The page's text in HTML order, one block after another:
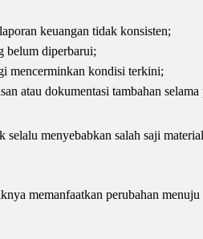
keuangan tidak konsisten;
belum diperbarui;
mencerminkan kondisi terkini;
atau dokumentasi tambahan selama
selalu menyebabkan salah saji
memanfaatkan perubahan